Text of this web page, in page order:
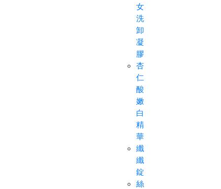
女
洗
卸
凝
膠
杏
仁
酸
嫩
白
精
華
纖
纖
錠
絲